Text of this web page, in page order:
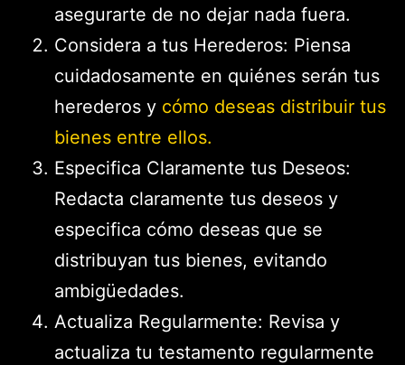
asegurarte de no dejar nada fuera.
Considera a tus Herederos: Piensa
cuidadosamente en quiénes serán tus
herederos y cómo deseas distribuir tus
bienes entre ellos.
Especifica Claramente tus Deseos:
Redacta claramente tus deseos y
especifica cómo deseas que se
distribuyan tus bienes, evitando
ambigüedades.
Actualiza Regularmente: Revisa y
actualiza tu testamento regularmente